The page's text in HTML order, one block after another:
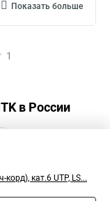
Показать больше
1
в России
кат.6 UTP, LS...